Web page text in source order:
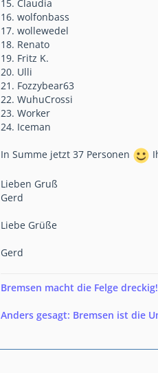
15. Claudia
16. wolfonbass
17. wollewedel
18. Renato
19. Fritz K.
20. Ulli
21. Fozzybear63
22. WuhuCrossi
23. Worker
24. Iceman
In Summe jetzt 37 Personen
Lieben Gruß
Gerd
Liebe Grüße
Gerd
Bremsen macht die Felge
Anders gesagt: Bremsen ist die